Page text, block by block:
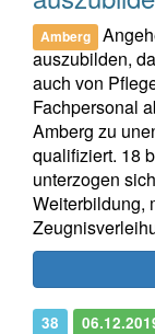
Amberg
auszubilden,
auch von
Fachpersonal
Amberg zu
qualifiziert. 18
unterzogen
Weiterbildung,
38